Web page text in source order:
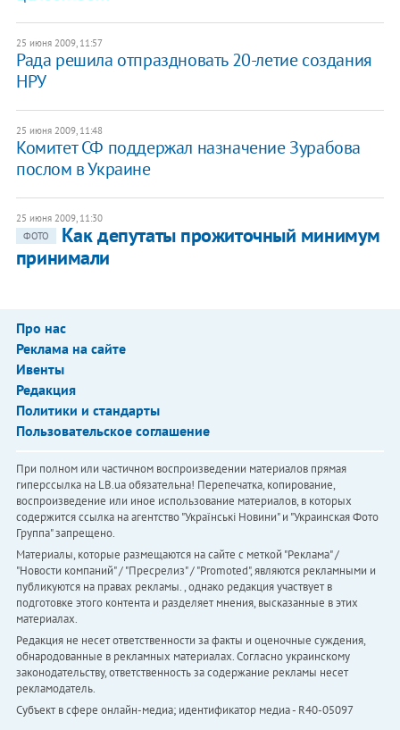
25 июня 2009, 11:57
Рада решила отпраздновать 20-летие создания
НРУ
25 июня 2009, 11:48
Комитет СФ поддержал назначение Зурабова
послом в Украине
25 июня 2009, 11:30
ФОТО
Как депутаты прожиточный минимум
принимали
Про нас
Реклама на сайте
Ивенты
Редакция
Политики и стандарты
Пользовательское соглашение
При полном или частичном воспроизведении материалов прямая
гиперссылка на LB.ua обязательна! Перепечатка, копирование,
воспроизведение или иное использование материалов, в которых
содержится ссылка на агентство "Українськi Новини" и "Украинская Фото
Группа" запрещено.
Материалы, которые размещаются на сайте с меткой "Реклама" /
"Новости компаний" / "Пресрелиз" / "Promoted", являются рекламными и
публикуются на правах рекламы. , однако редакция участвует в
подготовке этого контента и разделяет мнения, высказанные в этих
материалах.
Редакция не несет ответственности за факты и оценочные суждения,
обнародованные в рекламных материалах. Согласно украинскому
законодательству, ответственность за содержание рекламы несет
рекламодатель.
Субъект в сфере онлайн-медиа; идентификатор медиа - R40-05097